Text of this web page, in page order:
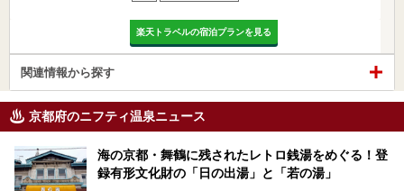
楽天トラベルの宿泊プランを見る
関連情報から探す
京都府のニフティ温泉ニュース
海の京都・舞鶴に残されたレトロ銭湯をめぐる！登
録有形文化財の「日の出湯」と「若の湯」